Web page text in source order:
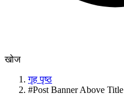
खोज
गृह पृष्ठ
#Post Banner Above Title